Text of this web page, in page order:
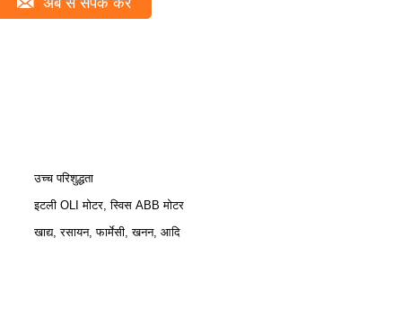
उच्च परिशुद्धता
इटली OLI मोटर, स्विस ABB मोटर
खाद्य, रसायन, फार्मेसी, खनन, आदि